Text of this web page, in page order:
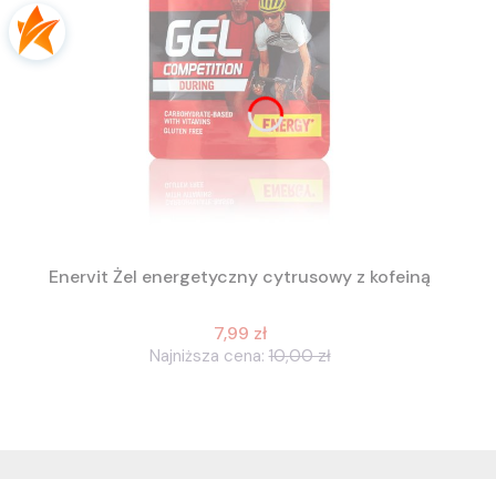
Enervit Żel energetyczny cytrusowy z kofeiną
7,99 zł
Najniższa cena: 10,00 zł